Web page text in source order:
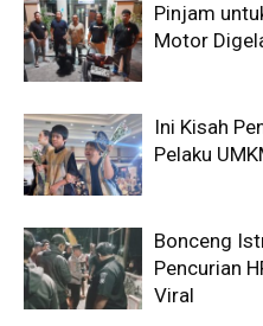
Pinjam
Motor
Ini Kisah
Pelaku
Bonceng
Pencurian
Viral